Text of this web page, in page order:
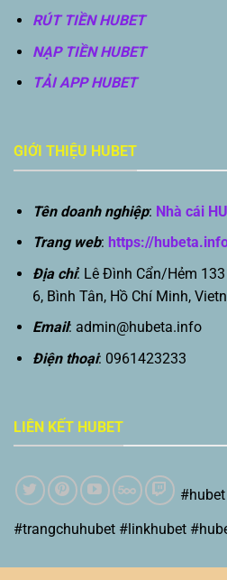
RÚT TIỀN HUBET
NẠP TIỀN HUBET
TẢI APP HUBET
GIỚI THIỆU HUBET
Tên doanh nghiệp: Nhà cái
Trang web: https://
Địa chỉ: Lê Đình Cẩn/Hẻm
6, Bình Tân, Hồ Chí Minh,
Email: admin@hubeta.info
Điện thoại: 0961423233
LIÊN KẾT HUBET
#trangchuhubet #linkhubet